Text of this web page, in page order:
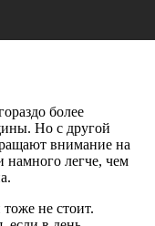
более
Но с другой
внимание на
намного легче, чем
не стоит.